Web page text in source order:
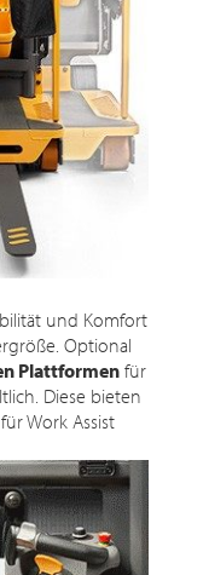
und Komfort
Optional
Plattformenfür
Diese bieten
Work Assist